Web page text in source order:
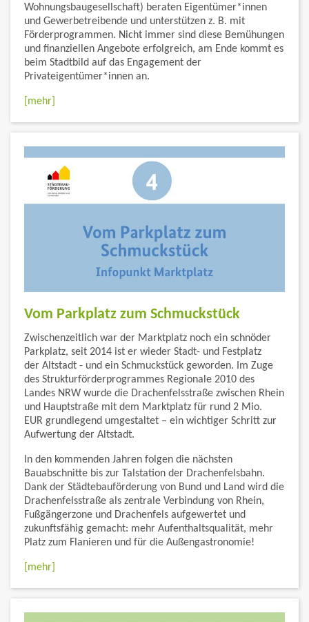
Wohnungsbaugesellschaft) beraten Eigentümer*innen
und Gewerbetreibende und unterstützen z. B. mit
Förderprogrammen. Nicht immer sind diese Bemühungen
und finanziellen Angebote erfolgreich, am Ende kommt es
beim Stadtbild auf das Engagement der
Privateigentümer*innen an.
[mehr]
Vom Parkplatz zum Schmuckstück
Zwischenzeitlich war der Marktplatz noch ein schnöder
Parkplatz, seit 2014 ist er wieder Stadt- und Festplatz
der Altstadt - und ein Schmuckstück geworden. Im Zuge
des Strukturförderprogrammes Regionale 2010 des
Landes NRW wurde die Drachenfelsstraße zwischen Rhein
und Hauptstraße mit dem Marktplatz für rund 2 Mio.
EUR grundlegend umgestaltet – ein wichtiger Schritt zur
Aufwertung der Altstadt.
In den kommenden Jahren folgen die nächsten
Bauabschnitte bis zur Talstation der Drachenfelsbahn.
Dank der Städtebauförderung von Bund und Land wird die
Drachenfelsstraße als zentrale Verbindung von Rhein,
Fußgängerzone und Drachenfels aufgewertet und
zukunftsfähig gemacht: mehr Aufenthaltsqualität, mehr
Platz zum Flanieren und für die Außengastronomie!
[mehr]